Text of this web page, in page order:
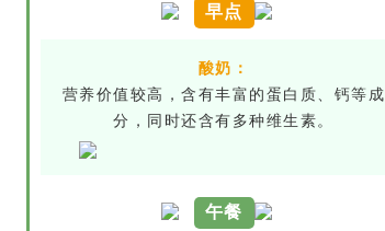
早点
酸奶：
营养价值较高，含有丰富的蛋白质、钙等成
分，同时还含有多种维生素。
午餐